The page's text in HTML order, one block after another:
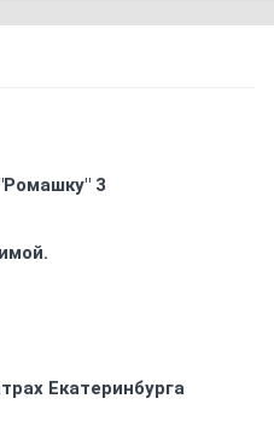
3
Екатеринбурга